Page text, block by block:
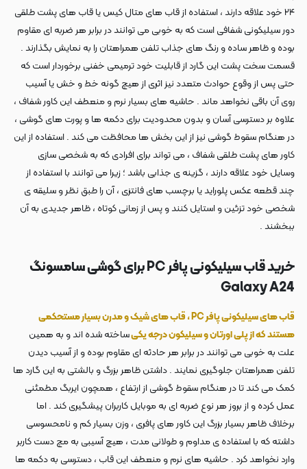
۲۴ خود علاقه دارند ، استفاده از قاب های متال کیس یا قاب های پشت طلقی
دور سیلیکونی شفافی است که به خوبی می توانند در برابر هر ضربه ای مقاوم
بوده و ظاهر ساده و رنگ های جذاب تلفن همراهتان را به نمایش بگذارند .
قسمت سخت پشت این گارد از قابلیت خود ترمیمی خفنی برخوردار است که
حتی پس از وقوع حوادث متعدد نیز اثری از هیچ گونه خط و خش یا آسیب
روی آن باقی نخواهد ماند . حاشیه های بسیار نرم و منعطف این کاور شفاف ،
علاوه بر دسترسی آسان و بدون محدودیت برای دکمه ها و پورت های گوشی ،
در هنگام سقوط گوشی نیز از این بخش ها محافظت می کند . استفاده از این
کاور های پشت طلقی شفاف ، می تواند برای افرادی که به شخصی سازی
وسایل خود علاقه دارند ، گزینه ی جذابی باشد ؛ زیرا می توانند با استفاده از
چند قطعه عکس پلوراید یا برچسب های فانتزی ، آن را طبق نظر و سلیقه ی
شخصی خود تزئین و استایل کنند و پس از زمانی کوتاه ، ظاهر جدیدی به آن
ببخشند .
خرید قاب سیلیکونی پافر PC برای گوشی سامسونگ
Galaxy A24
قاب های سیلیکونی پافر PC ، قاب های شیک و مدرن بسیار مستحکمی
هستند که از پلی اورتان و سیلیکون درجه یکیساخته شده اند و به همین
علت به خوبی می توانند در برابر هر حادثه ای مقاوم بوده و از آسیب دیدن
تلفن همراهتان جلوگیری نمایند . داشتن ظاهر بزرگ و بالشتی به این گارد ها
کمک می کند تا در هنگام سقوط گوشی از ارتفاع ، همچون ایربگ مطمئنی
عمل کرده و از بروز هر نوع ضربه ای به موبایل کاربران پیشگیری کند . اما
برخلاف ظاهر بسیار بزرگ این کاور های پافری ، وزن بسیار کم و نامحسوسی
داشته که با استفاده ی مداوم و طولانی مدت ، هیچ آسیبی به مچ دست کاربر
وارد نخواهد کرد . حاشیه های نرم و منعطف این قاب ، دسترسی به دکمه ها